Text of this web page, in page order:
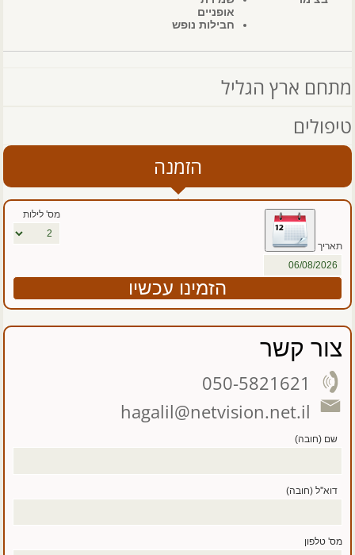
אופניים
חבילות נופש
מתחם ארץ הגליל
טיפולים
הזמנה
תאריך
מס' לילות
צור קשר
050-5821621
hagalil@netvision.net.il
שם (חובה)
דוא''ל (חובה)
מס' טלפון